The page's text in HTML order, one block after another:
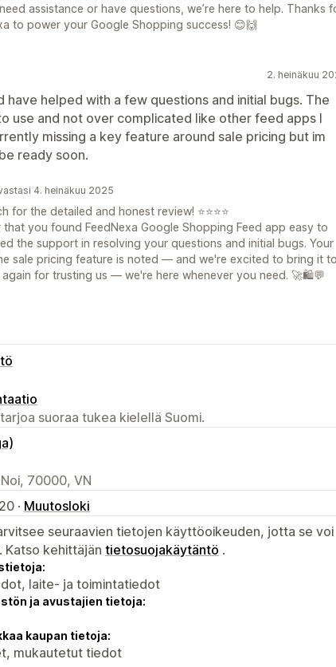
assistance or have questions, we’re here to help. Thanks
to power your Google Shopping success! 😊🙌
2. heinäkuu
have helped with a few questions and initial bugs. The
use and not over complicated like other feed apps I
missing a key feature around sale pricing but im
ready soon.
4. heinäkuu 2025
for the detailed and honest review! ⭐⭐⭐⭐
that you found FeedNexa Google Shopping Feed app easy to
the support in resolving your questions and initial bugs. Your
sale pricing feature is noted — and we're excited to bring it to
for trusting us — we're here whenever you need. 🚀🛍️💬
suoraa tukea kielellä Suomi.
70000, VN
· Muutosloki
seuraavien tietojen käyttöoikeuden, jotta se voi
Katso kehittäjän tietosuojakäytäntö .
laite- ja toimintatiedot
ja avustajien tietoja:
kaupan tietoja:
mukautetut tiedot